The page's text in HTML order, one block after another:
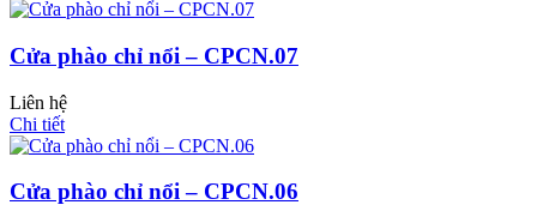
Cửa Nhựa Giả Gỗ
Cửa phào chỉ nổi – CPCN.07
Liên hệ
Chi tiết
Cửa phào chỉ nổi – CPCN.06